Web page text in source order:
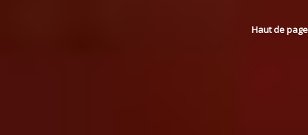
Haut de page